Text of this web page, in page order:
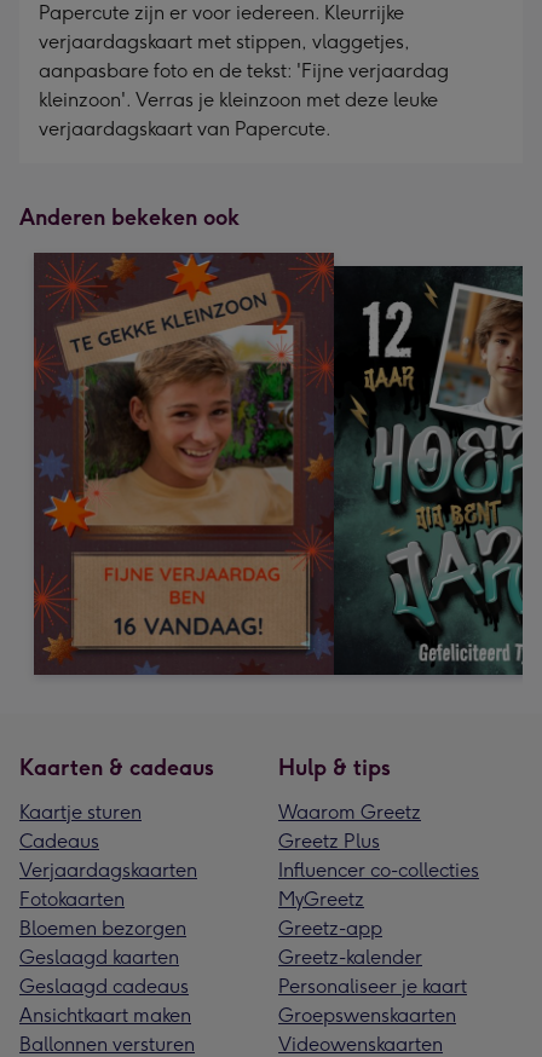
mm
Papercute zijn er voor iedereen. Kleurrijke
verjaardagskaart met stippen, vlaggetjes,
aanpasbare foto en de tekst: 'Fijne verjaardag
kleinzoon'. Verras je kleinzoon met deze leuke
verjaardagskaart van Papercute.
Anderen bekeken ook
Kaarten & cadeaus
Kaartje sturen
Cadeaus
Verjaardagskaarten
Fotokaarten
Bloemen bezorgen
Geslaagd kaarten
Geslaagd cadeaus
Ansichtkaart maken
Ballonnen versturen
Hulp & tips
Waarom Greetz
Greetz Plus
Influencer co-collecties
MyGreetz
Greetz-app
Greetz-kalender
Personaliseer je kaart
Groepswenskaarten
Videowenskaarten